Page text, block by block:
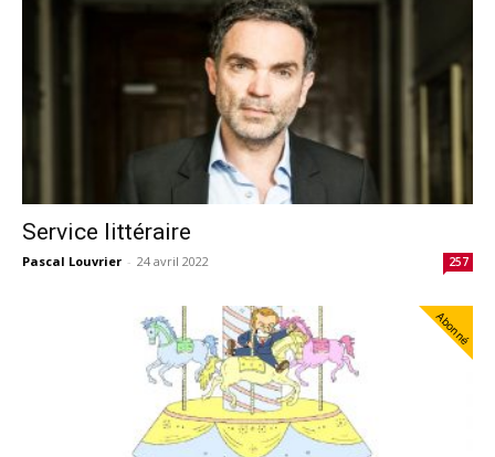
Service littéraire
Pascal Louvrier - 24 avril 2022 257
Abonné